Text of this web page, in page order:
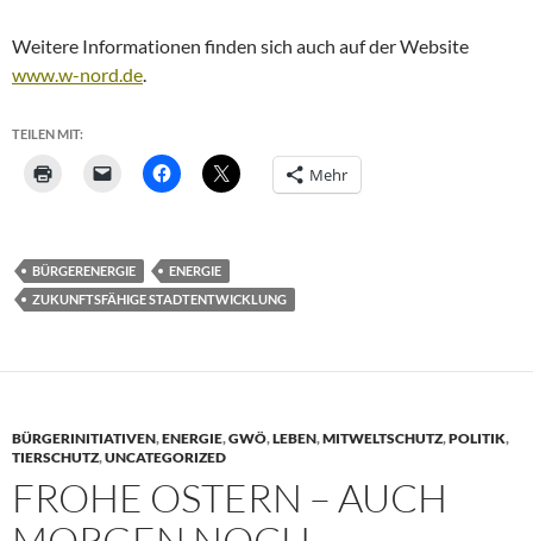
Weitere Informationen finden sich auch auf der Website
www.w-nord.de.
TEILEN MIT:
Mehr
BÜRGERENERGIE
ENERGIE
ZUKUNFTSFÄHIGE STADTENTWICKLUNG
BÜRGERINITIATIVEN,ENERGIE,GWÖ,LEBEN,MITWELTSCHUTZ,POLITIK,
TIERSCHUTZ,UNCATEGORIZED
FROHE OSTERN – AUCH